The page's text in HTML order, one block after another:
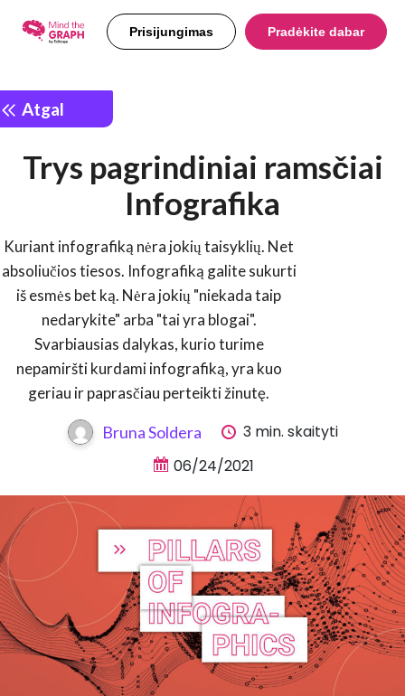
Prisijungimas Pradėkite dabar
Atgal
Trys pagrindiniai ramsčiai
Infografika
Kuriant infografiką nėra jokių taisyklių. Net
absoliučios tiesos. Infografiką galite sukurti
iš esmės bet ką. Nėra jokių "niekada taip
nedarykite" arba "tai yra blogai".
Svarbiausias dalykas, kurio turime
nepamiršti kurdami infografiką, yra kuo
geriau ir paprasčiau perteikti žinutę.
Bruna Soldera
3 min. skaityti
06/24/2021